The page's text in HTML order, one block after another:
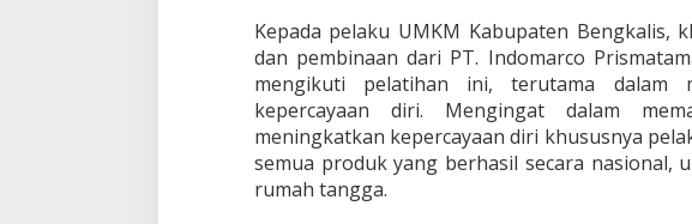
a
n
K
o
m
p
e
t
e
Kepada pelaku UMKM Kabupaten Bengkalis,
dan pembinaan dari PT. Indomarco
mengikuti pelatihan ini, terutama dalam
kepercayaan diri. Mengingat dalam
meningkatkan kepercayaan diri khususnya
semua produk yang berhasil secara nasional,
rumah tangga.